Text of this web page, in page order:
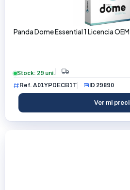
Panda Dome Essential 1 Licencia
Stock: 29 uni.
Ref. A01YPDECB1T
ID 29890
Ver mi